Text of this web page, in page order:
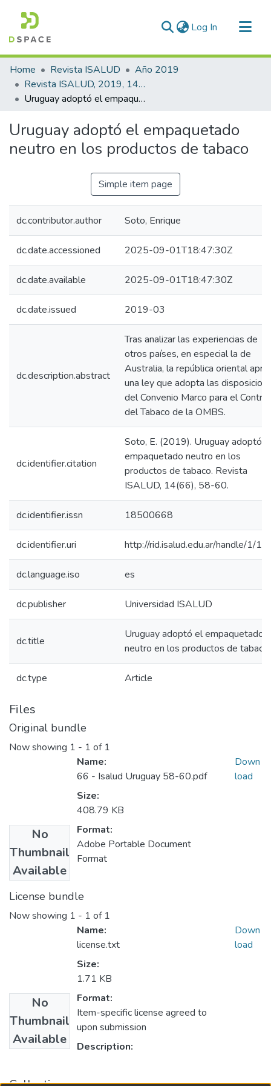
Log In (current)
Communities & Collections
All of DSpace
Statistics
Home Revista ISALUD
Año 2019
Revista ISALUD, 2019, 14(66)
Uruguay adoptó el empaquetado neutro en los productos de tabaco
Uruguay adoptó el empaquetado
neutro en los productos de tabaco
Simple item page
dc.contributor.author Soto, Enrique
dc.date.accessioned 2025-09-01T18:47:30Z
dc.date.available 2025-09-01T18:47:30Z
dc.date.issued 2019-03
dc.description.abstract
Tras analizar las experiencias de
otros países, en especial la de
Australia, la república oriental
una ley que adopta las
del Convenio Marco para el Control
del Tabaco de la OMBS.
dc.identifier.citation
Soto, E. (2019). Uruguay adoptó
empaquetado neutro en los
productos de tabaco. Revista
ISALUD, 14(66), 58-60.
dc.identifier.issn 18500668
dc.identifier.uri http://rid.isalud.edu.ar/handle/1/
dc.language.iso es
dc.publisher Universidad ISALUD
dc.title
Uruguay adoptó el empaquetado
neutro en los productos de tabaco
dc.type Article
Files
Original bundle
Now showing 1 - 1 of 1
No
Thumbnail
Available
Name:
66 - Isalud Uruguay 58-60.pdf
Size:
408.79 KB
Format:
Adobe Portable Document
Format
Down
load
License bundle
Now showing 1 - 1 of 1
No
Thumbnail
Available
Name:
license.txt
Size:
1.71 KB
Format:
Item-specific license agreed to
upon submission
Description:
Down
load